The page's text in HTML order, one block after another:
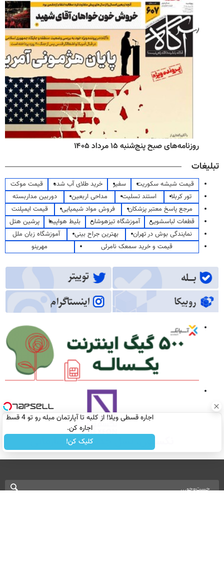
روزنامه‌های صبح پنج‌شنبه ۱۵ مرداد ۱۴۰۵
تبلیغات
قیمت شیشه سکوریت سفیر خرید طلای آب شده
قیمت موکت
تور کربلا
استند تسلیت مداحی اربعین
دوربین مداربسته
مرجع پاسخ معتبر پزشکان
فروش مواد شیمیایی
قیمت ایمپلنت
قطعات لباسشویی
آموزشگاه تیزهوشان بلیط هواپیما
پرشین هتل
نمایندگی بوش در تهران
بهترین جراح بینی
آموزشگاه زبان ملل
قیمت و خرید سمعک نامرئی
مهرینو
اجاره‌ قسطی ویلا! از کلبه تا آپارتمان مبله رو تو 4 قسط
اجاره کن.
کلیک کن!